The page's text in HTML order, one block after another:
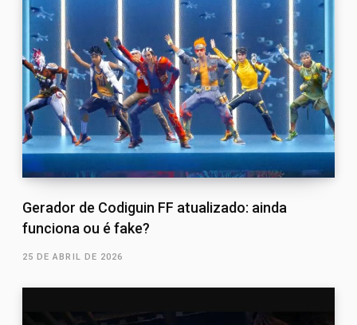
Gerador de Codiguin FF atualizado: ainda
funciona ou é fake?
25 DE ABRIL DE 2026